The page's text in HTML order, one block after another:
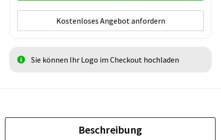
Kostenloses Angebot anfordern
Sie können Ihr Logo im Checkout hochladen
Beschreibung